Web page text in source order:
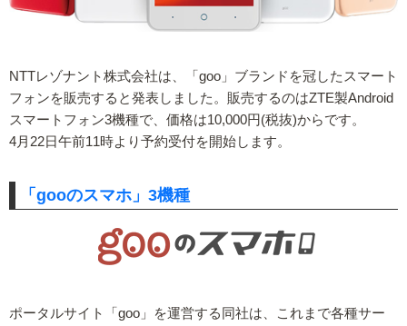
NTTレゾナント株式会社は、「goo」ブランドを冠したスマート
フォンを販売すると発表しました。販売するのはZTE製Android
スマートフォン3機種で、価格は10,000円(税抜)からです。
4月22日午前11時より予約受付を開始します。
「gooのスマホ」3機種
ポータルサイト「goo」を運営する同社は、これまで各種サー